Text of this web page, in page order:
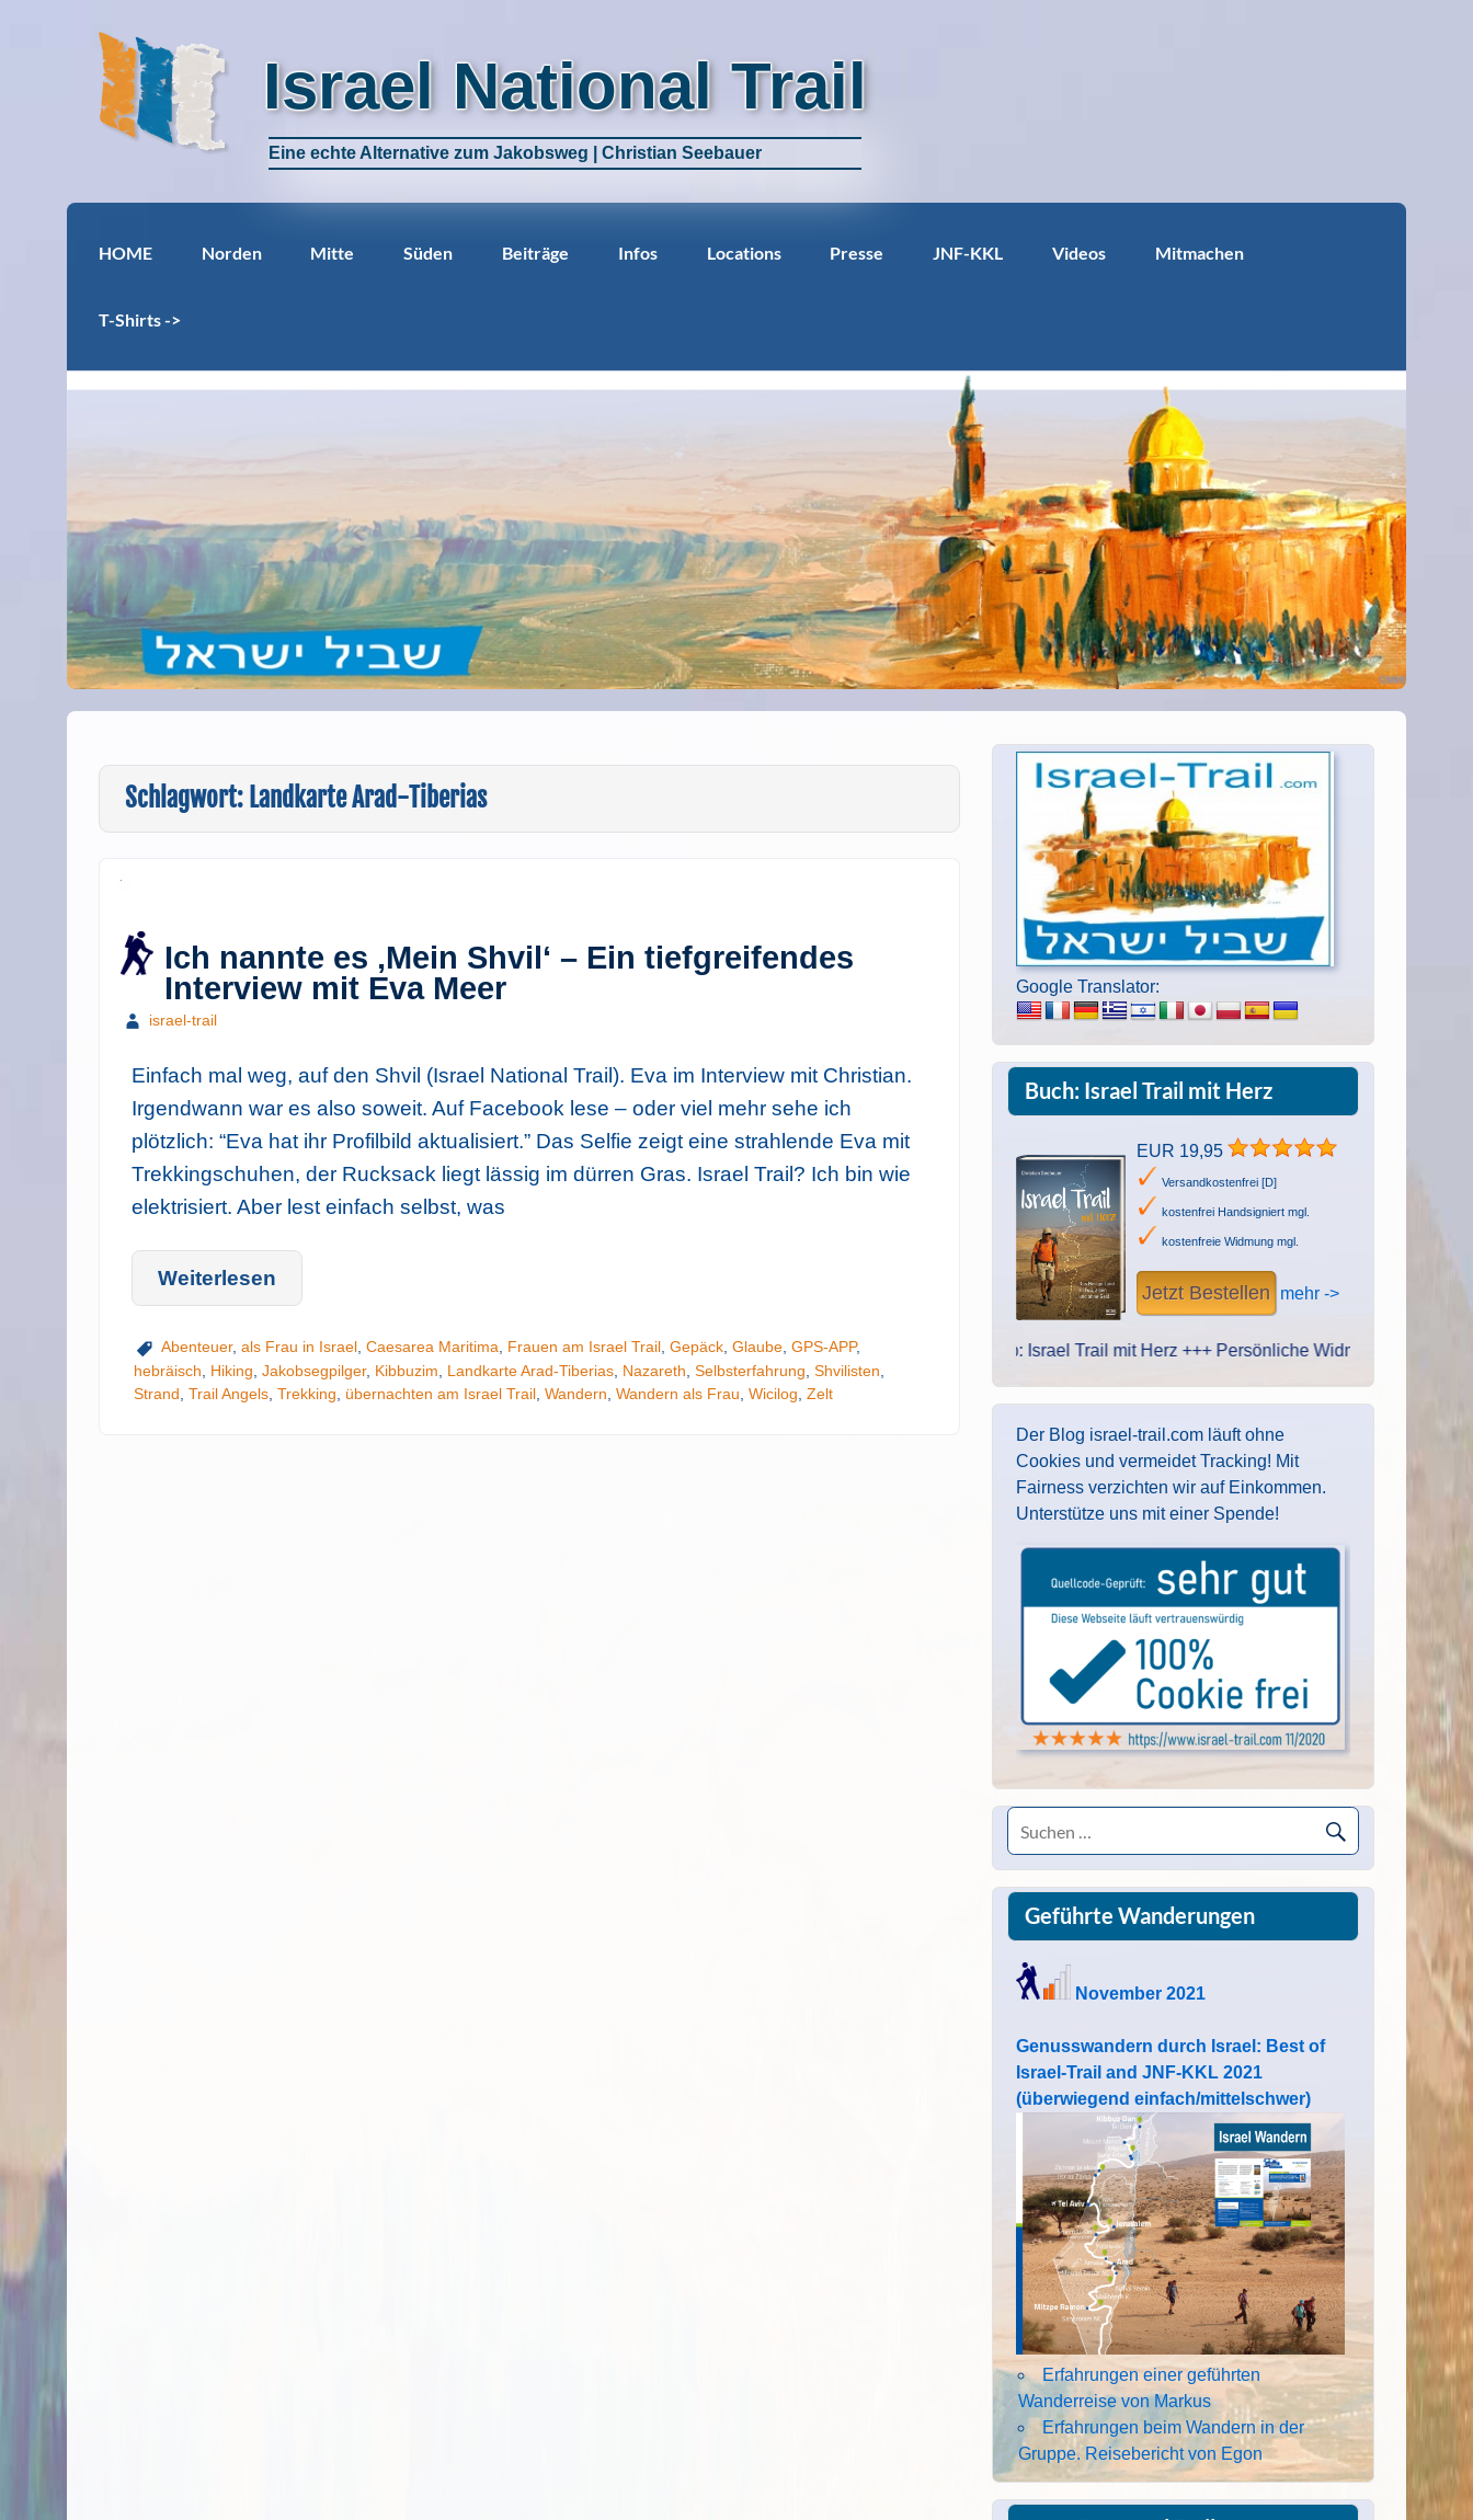
Israel National Trail
Eine echte Alternative zum Jakobsweg | Christian Seebauer
HOME Norden Mitte Süden Beiträge Infos Locations Presse JNF-KKL Videos Mitmachen
T-Shirts ->
Schlagwort: Landkarte Arad-Tiberias
Ich nannte es ‚Mein Shvil‘ – Ein tiefgreifendes
Interview mit Eva Meer
israel-trail
Einfach mal weg, auf den Shvil (Israel National Trail). Eva im Interview mit Christian.
Irgendwann war es also soweit. Auf Facebook lese – oder viel mehr sehe ich
plötzlich: “Eva hat ihr Profilbild aktualisiert.” Das Selfie zeigt eine strahlende Eva mit
Trekkingschuhen, der Rucksack liegt lässig im dürren Gras. Israel Trail? Ich bin wie
elektrisiert. Aber lest einfach selbst, was
Weiterlesen
Abenteuer, als Frau in Israel, Caesarea Maritima Frauen am Israel Trail, Gepäck, Glaube, GPS-APP,
hebräisch
Hiking Jakobsegpilger, Kibbuzim Landkarte Arad-Tiberias, Nazareth Selbsterfahrung Shvilisten
Strand Trail Angels, Trekking übernachten am Israel Trail, Wandern Wandern als Frau Wicilog Zelt
Google Translator:
Buch: Israel Trail mit Herz
EUR 19,95
Versandkostenfrei [D]
kostenfrei Handsigniert mgl.
kostenfreie Widmung mgl.
Jetzt Bestellen mehr ->
Tipp: Israel Trail mit Herz +++ Persönliche Widmung des Autors.
Der Blog israel-trail.com läuft ohne
Cookies und vermeidet Tracking! Mit
Fairness verzichten wir auf Einkommen.
Unterstütze uns mit einer Spende!
Geführte Wanderungen
November 2021
Genusswandern durch Israel: Best of
Israel-Trail and JNF-KKL 2021
(überwiegend einfach/mittelschwer)
Erfahrungen einer geführten
Wanderreise von Markus
Erfahrungen beim Wandern in der
Gruppe. Reisebericht von Egon